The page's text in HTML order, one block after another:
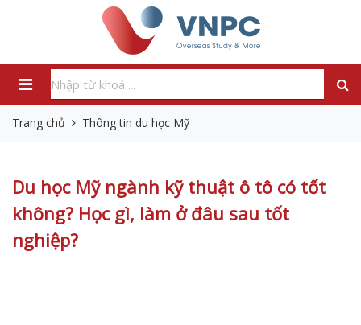
Trang chủ Thông tin du học Mỹ
Du học Mỹ ngành kỹ thuật ô tô có tốt
không? Học gì, làm ở đâu sau tốt
nghiệp?